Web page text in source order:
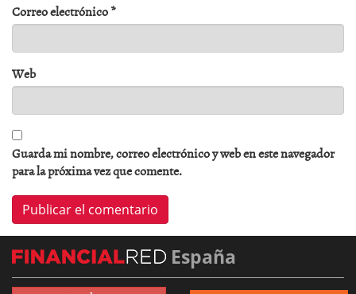
Correo electrónico*
Web
Guarda mi nombre, correo electrónico y web en este navegador
para la próxima vez que comente.
España